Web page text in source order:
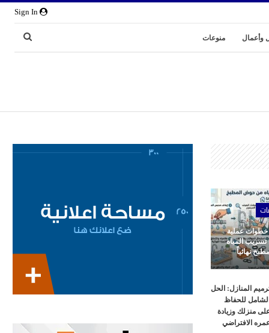
وأعمال منوعات
خطوات عملية
المياه
نهائياً
المنازل: الحل
الشامل للحفاظ
منزلك وزيادة
الافتراضي